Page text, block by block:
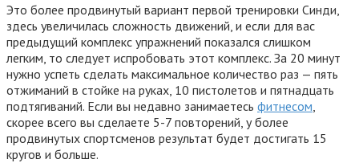
Это более продвинутый вариант первой тренировки Синди,
здесь увеличилась сложность движений, и если для вас
предыдущий комплекс упражнений показался слишком
легким, то следует испробовать этот комплекс. За 20 минут
нужно успеть сделать максимальное количество раз — пять
отжиманий в стойке на руках, 10 пистолетов и пятнадцать
подтягиваний. Если вы недавно занимаетесь фитнесом
скорее всего вы сделаете 5-7 повторений, у более
продвинутых спортсменов результат будет достигать 15
кругов и больше.